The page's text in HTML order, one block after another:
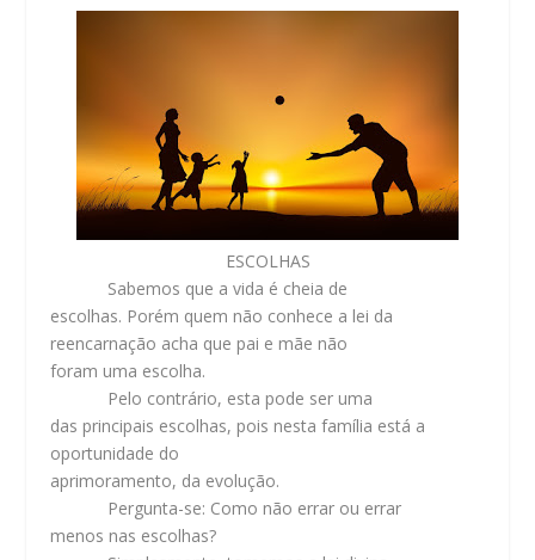
ESCOLHAS
Sabemos que a vida é cheia de
escolhas. Porém quem não conhece a lei da
reencarnação acha que pai e mãe não
foram uma escolha.
Pelo contrário, esta pode ser uma
das principais escolhas, pois nesta família está a
oportunidade do
aprimoramento, da evolução.
Pergunta-se: Como não errar ou errar
menos nas escolhas?